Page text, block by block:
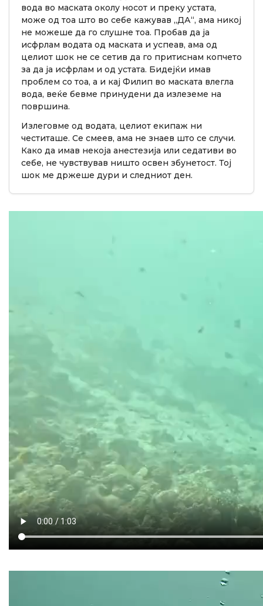
вода во маската околу носот и преку устата,
може од тоа што во себе кажував „ДА“, ама никој
не можеше да го слушне тоа. Пробав да ја
исфрлам водата од маската и успеав, ама од
целиот шок не се сетив да го притиснам копчето
за да ја исфрлам и од устата. Бидејќи имав
проблем со тоа, а и кај Филип во маската влегла
вода, веќе бевме принудени да излеземе на
површина.
Излеговме од водата, целиот екипаж ни
честиташе. Се смеев, ама не знаев што се случи.
Како да имав некоја анестезија или седативи во
себе, не чувствував ништо освен збунетост. Тој
шок ме држеше дури и следниот ден.